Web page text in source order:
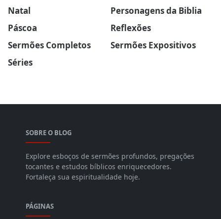
Natal
Personagens da Biblia
Páscoa
Reflexões
Sermões Completos
Sermões Expositivos
Séries
SOBRE O BLOG
Explore esboços de sermões profundos, pregações
tocantes e estudos bíblicos enriquecedores.
Fortaleça sua espiritualidade hoje.
PÁGINAS